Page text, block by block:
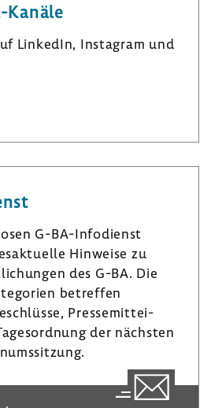
Kanäle
LinkedIn, Insta­gram und
G-​BA-Infodienst
Hinweise zu
des G-BA. Die
betreffen
Pres­se­mit­tei­
der nächsten